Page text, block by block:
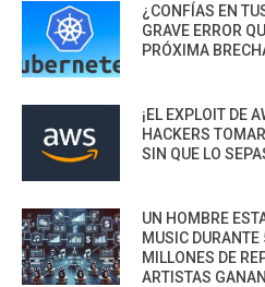
¿CONFÍAS EN
GRAVE ERROR
PRÓXIMA
¡EL EXPLOIT DE
HACKERS
SIN QUE LO
UN HOMBRE
MUSIC
MILLONES DE
ARTISTAS